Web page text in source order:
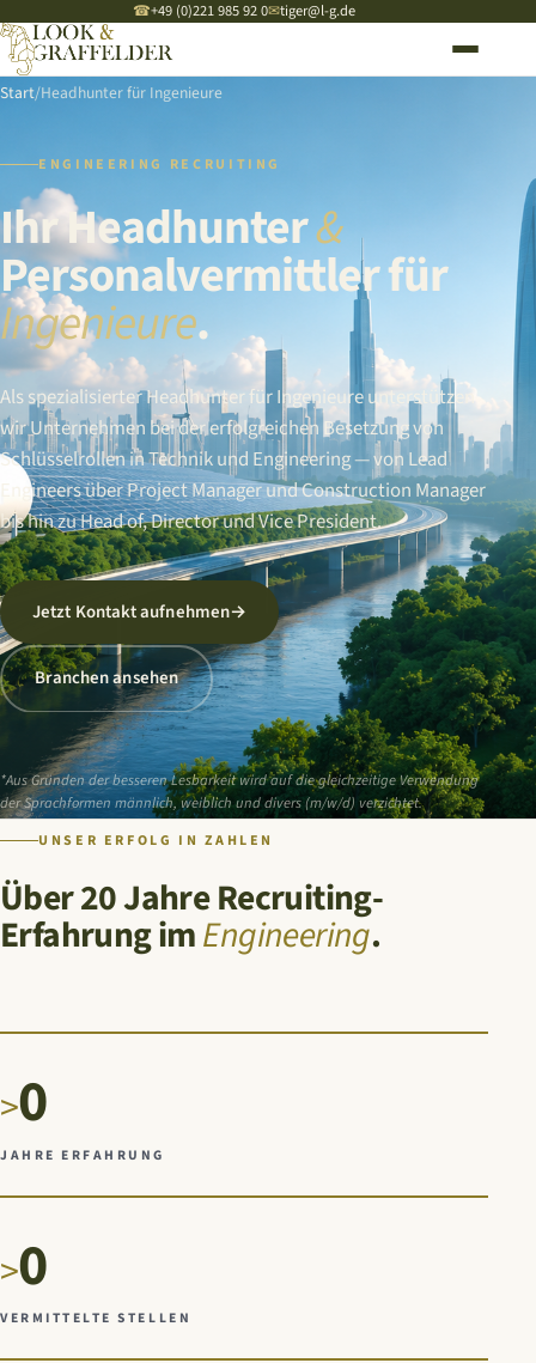
☎+49 (0)221 985 92 0✉tiger@l-g.de
Start/Headhunter für Ingenieure
ENGINEERING RECRUITING
Ihr Headhunter&
Personalvermittler für
Ingenieure.
Als spezialisierter Headhunter für Ingenieure unterstützen
wir Unternehmen bei der erfolgreichen Besetzung von
Schlüsselrollen in Technik und Engineering — von Lead
Engineers über Project Manager und Construction Manager
bis hin zu Head of, Director und Vice President.
Jetzt Kontakt aufnehmen→
Branchen ansehen
*Aus Gründen der besseren Lesbarkeit wird auf die gleichzeitige Verwendung
der Sprachformen männlich, weiblich und divers (m/w/d) verzichtet.
UNSER ERFOLG IN ZAHLEN
Über 20 Jahre Recruiting-
Erfahrung imEngineering.
>0
JAHRE ERFAHRUNG
>0
VERMITTELTE STELLEN